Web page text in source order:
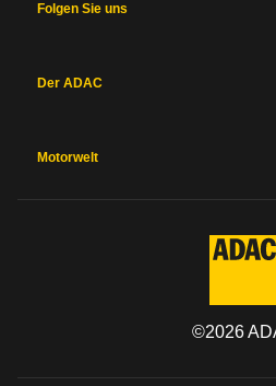
Folgen Sie uns
Der ADAC
Motorwelt
©2026